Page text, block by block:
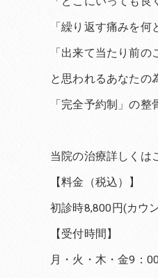
「繰り返す痛みを何
「出来て当たり前
と思われるあなたの
「完全予約制」の整
当院の治療詳しくは
【料金（税込）】
初診時8,800円(カ
【受付時間】
月・火・木・金9：